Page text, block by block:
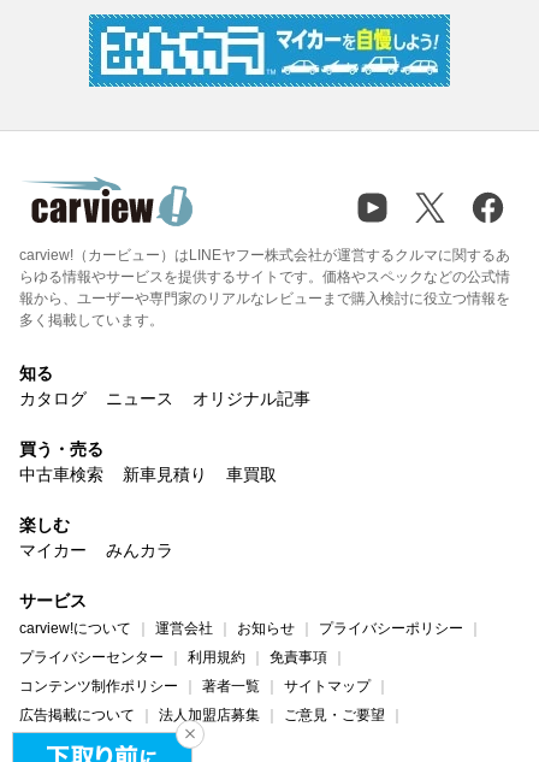
carview!（カービュー）はLINEヤフー株式会社が運営するクルマに関するあ
らゆる情報やサービスを提供するサイトです。価格やスペックなどの公式情
報から、ユーザーや専門家のリアルなレビューまで購入検討に役立つ情報を
多く掲載しています。
知る
カタログ
ニュース オリジナル記事
買う・売る
中古車検索
新車見積り 車買取
楽しむ
マイカー
みんカラ
サービス
carview!について 運営会社 お知らせ
プライバシーポリシー
プライバシーセンター
利用規約
免責事項
コンテンツ制作ポリシー
著者一覧
サイトマップ
広告掲載について
法人加盟店募集
ご意見・ご要望
ヘルプ・お問い合わせ